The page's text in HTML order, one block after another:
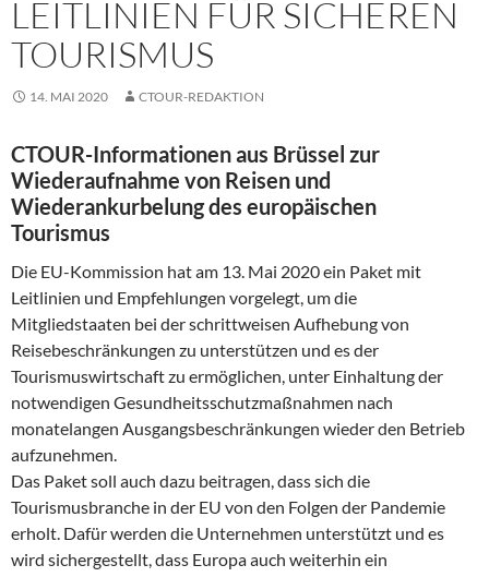
LEITLINIEN FÜR SICHEREN
TOURISMUS
14. MAI 2020 CTOUR-REDAKTION
CTOUR-Informationen aus Brüssel zur
Wiederaufnahme von Reisen und
Wiederankurbelung des europäischen
Tourismus
Die EU-Kommission hat am 13. Mai 2020 ein Paket mit
Leitlinien und Empfehlungen vorgelegt, um die
Mitgliedstaaten bei der schrittweisen Aufhebung von
Reisebeschränkungen zu unterstützen und es der
Tourismuswirtschaft zu ermöglichen, unter Einhaltung der
notwendigen Gesundheitsschutzmaßnahmen nach
monatelangen Ausgangsbeschränkungen wieder den Betrieb
aufzunehmen.
Das Paket soll auch dazu beitragen, dass sich die
Tourismusbranche in der EU von den Folgen der Pandemie
erholt. Dafür werden die Unternehmen unterstützt und es
wird sichergestellt, dass Europa auch weiterhin ein